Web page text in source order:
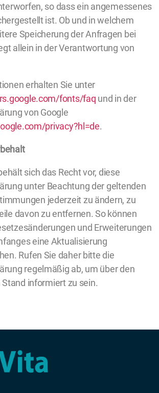
so dass ein angemessenes
ist. Ob und in welchem
Speicherung der Anfragen bei
allein in der Verantwortung von
erhalten Sie unter
fonts/faq und in der
von Google
privacy?hl=de.
sich das Recht vor, diese
unter Beachtung der geltenden
jederzeit zu ändern, zu
davon zu entfernen. So können
und Erweiterungen
eine Aktualisierung
Rufen Sie daher bitte die
regelmäßig ab, um über den
informiert zu sein.